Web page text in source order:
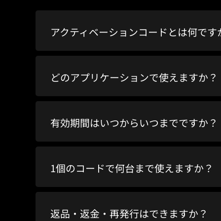
アクティベーションコードとは何です
どのアプリケーションで使えますか？
有効期間はいつからいつまでですか？
1個のコードで何台まで使えますか？
返品・返金・再発行はできますか？